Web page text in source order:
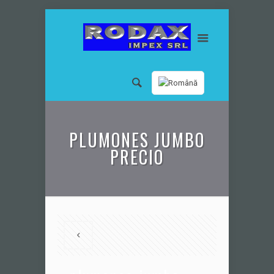
PLUMONES JUMBO
PRECIO